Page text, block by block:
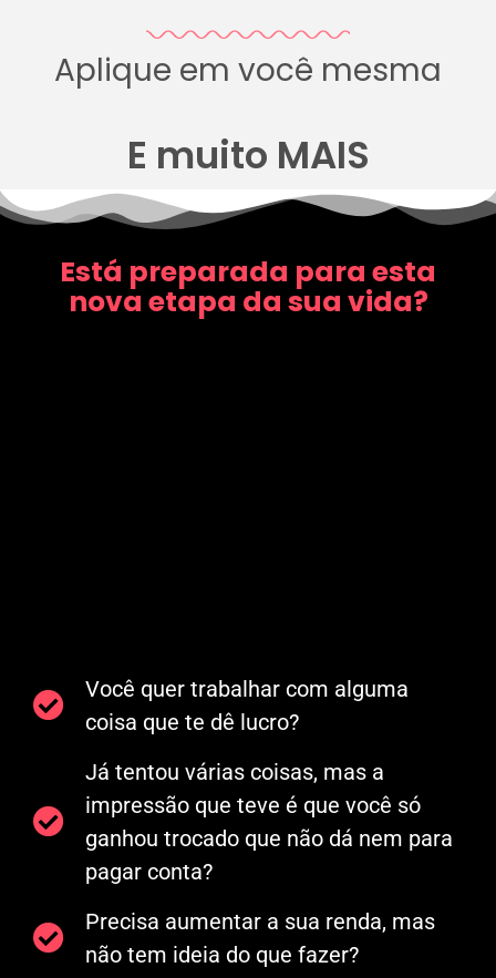
Aplique em você mesma
E muito MAIS
Está preparada para esta
nova etapa da sua vida?
Você quer trabalhar com alguma
coisa que te dê lucro?
Já tentou várias coisas, mas a
impressão que teve é que você só
ganhou trocado que não dá nem para
pagar conta?
Precisa aumentar a sua renda, mas
não tem ideia do que fazer?